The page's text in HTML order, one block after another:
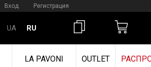
Вход Регистрация
UA RU
LA PAVONI OUTLET